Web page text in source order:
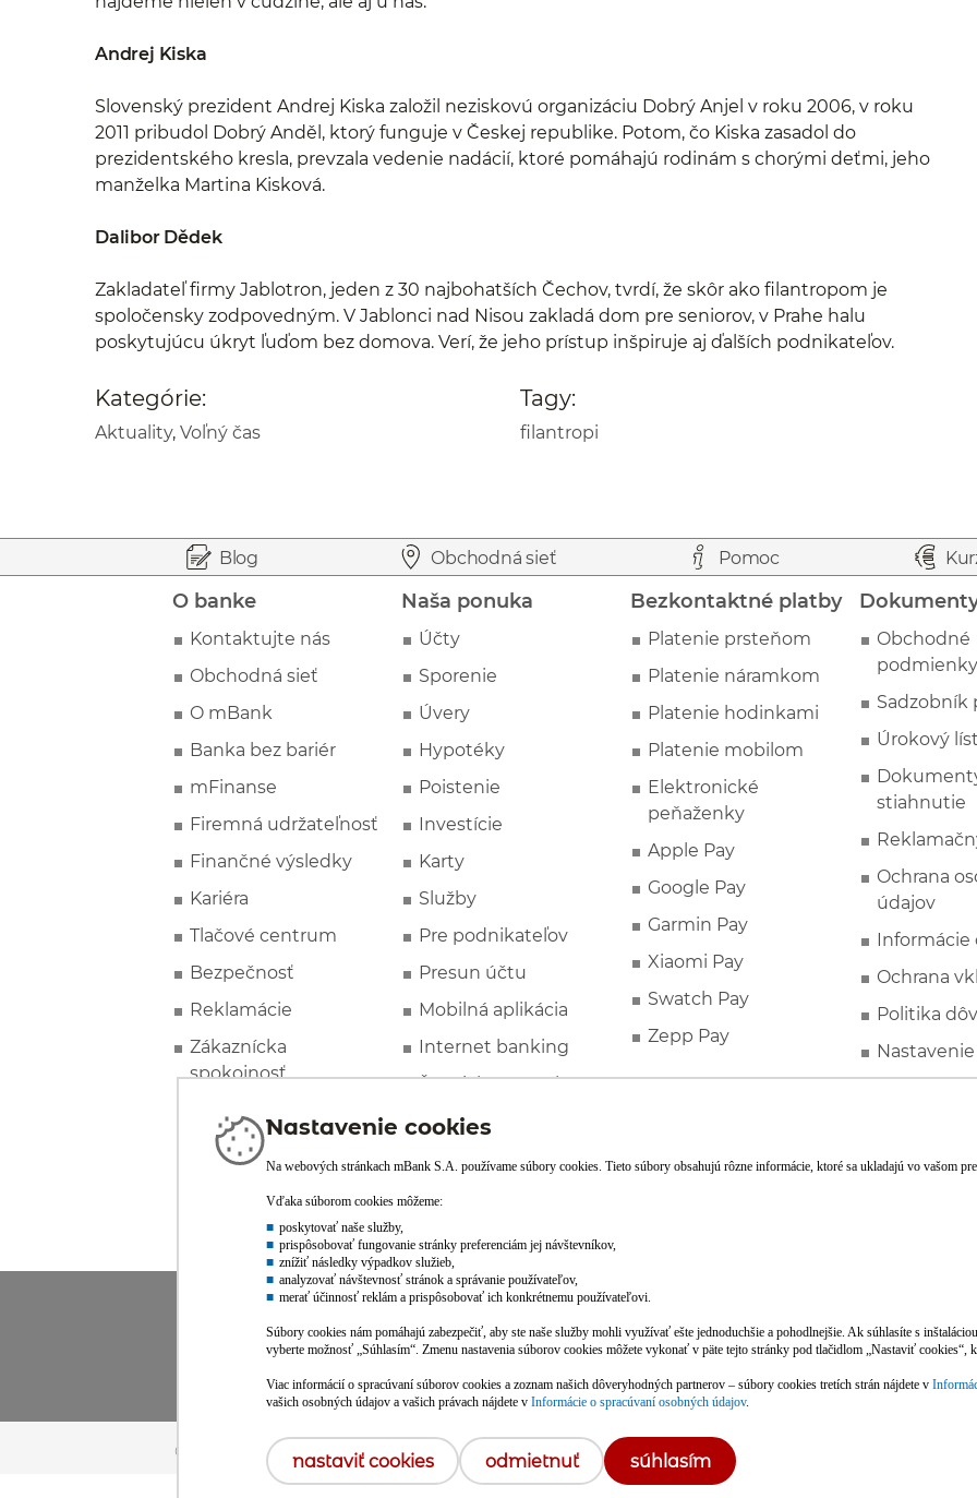
Andrej Kiska
Slovenský prezident Andrej Kiska založil neziskovú organizáciu Dobrý Anjel v roku 2006, v roku
2011 pribudol Dobrý Anděl, ktorý funguje v Českej republike. Potom, čo Kiska zasadol do
prezidentského kresla, prevzala vedenie nadácií, ktoré pomáhajú rodinám s chorými deťmi, jeho
manželka Martina Kisková.
Dalibor Dědek
Zakladateľ firmy Jablotron, jeden z 30 najbohatších Čechov, tvrdí, že skôr ako filantropom je
spoločensky zodpovedným. V Jablonci nad Nisou zakladá dom pre seniorov, v Prahe halu
poskytujúcu úkryt ľuďom bez domova. Verí, že jeho prístup inšpiruje aj ďalších podnikateľov.
Kategórie:
Aktuality, Voľný čas
Tagy:
filantropi
Blog Obchodná sieť Pomoc
O banke
Kontaktujte nás
Obchodná sieť
O mBank
Banka bez bariér
mFinanse
Firemná udržateľnosť
Finančné výsledky
Kariéra
Tlačové centrum
Bezpečnosť
Reklamácie
Zákaznícka
spokojnosť
Naša ponuka
Účty
Sporenie
Úvery
Hypotéky
Poistenie
Investície
Karty
Služby
Pre podnikateľov
Presun účtu
Mobilná aplikácia
Internet banking
Špeciálne ponuky
Bezkontaktné platby
Platenie prsteňom
Platenie náramkom
Platenie hodinkami
Platenie mobilom
Elektronické
peňaženky
Apple Pay
Google Pay
Garmin Pay
Xiaomi Pay
Swatch Pay
Zepp Pay
Obchodné
podmienky
Sadzobník
Úrokový
stiahnutie
Ochrana
údajov
Informácie
Ochrana
Politika
© mBank S.A. / powered by